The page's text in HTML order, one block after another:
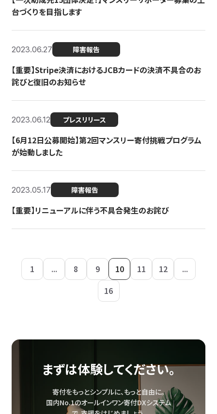
台づくりを目指します
2023.06.27 障害報告
【重要】Stripe決済におけるJCBカードの決済不具合のお
詫びと復旧のお知らせ
2023.06.12 プレスリリース
【6月12日公募開始】第2回マンスリー寄付挑戦プログラム
が始動しました
2023.05.17 障害報告
【重要】リニューアルに伴う不具合発生のお詫び
1 ... 8 9 10 11 12
...
16
まずは体験してください。
寄付をもっとシンプルに、もっと自由に。
国内No.1のオールインワン寄付DXシステム